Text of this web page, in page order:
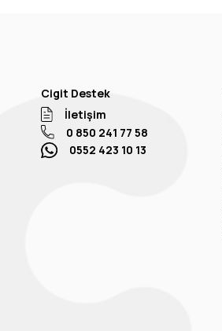
Cigit Destek
İletişim
0 850 241 77 58
0552 423 10 13